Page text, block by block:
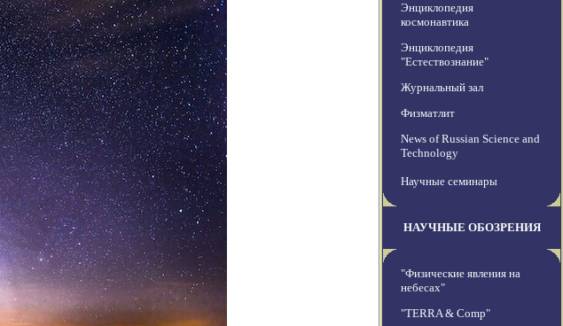
Энциклопедия
космонавтика
Энциклопедия
"Естествознание"
Журнальный зал
Физматлит
News of Russian Science and
Technology
Научные семинары
НАУЧНЫЕ ОБОЗРЕНИЯ
"Физические явления на
небесах"
"TERRA & Comp"